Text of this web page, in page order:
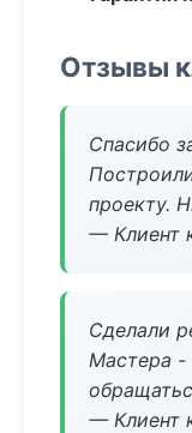
Отзывы
Спасибо
проекту.
— Клиент
Сделали
Мастера -
— Клиент